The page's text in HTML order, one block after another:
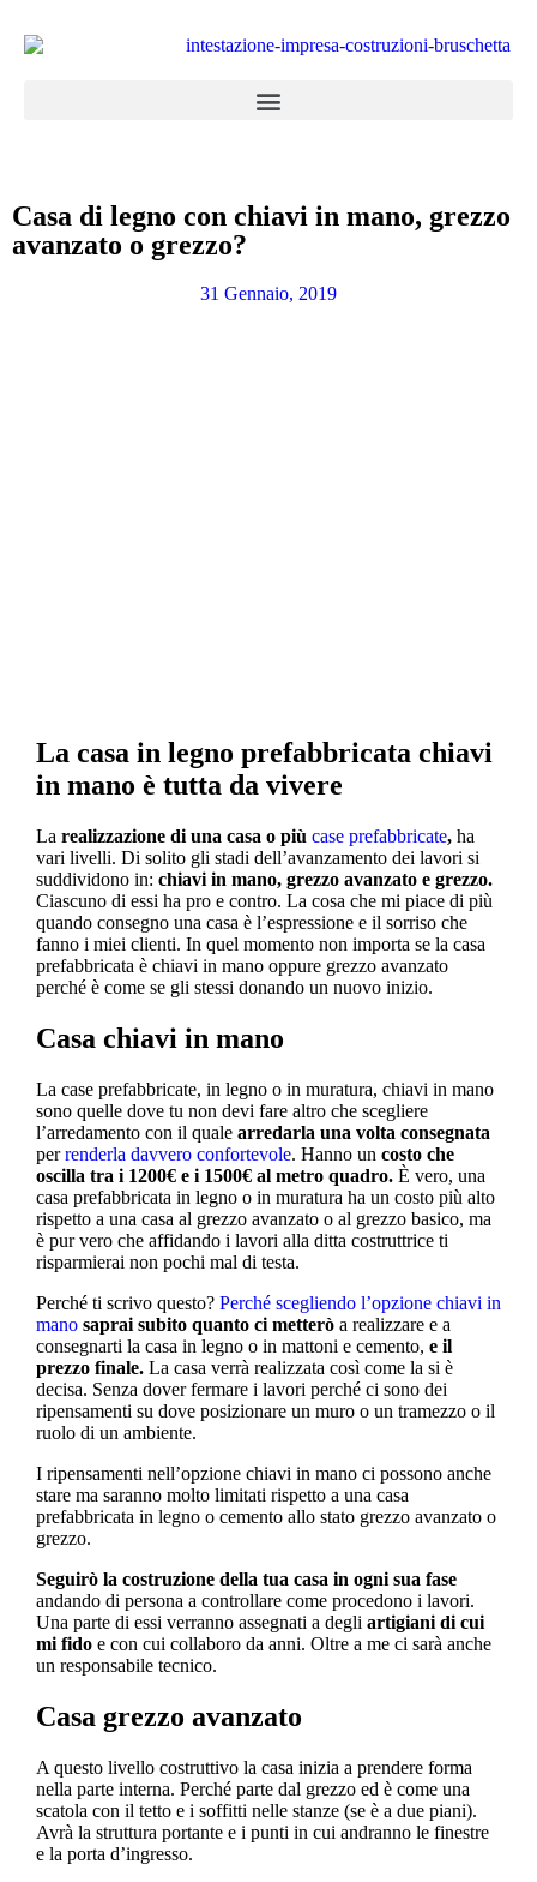
Casa di legno con chiavi in mano, grezzo
avanzato o grezzo?
31 Gennaio, 2019
La casa in legno prefabbricata chiavi
in mano è tutta da vivere
La realizzazione di una casa o più case prefabbricate, ha
vari livelli. Di solito gli stadi dell’avanzamento dei lavori si
suddividono in: chiavi in mano, grezzo avanzato e grezzo.
Ciascuno di essi ha pro e contro. La cosa che mi piace di più
quando consegno una casa è l’espressione e il sorriso che
fanno i miei clienti. In quel momento non importa se la casa
prefabbricata è chiavi in mano oppure grezzo avanzato
perché è come se gli stessi donando un nuovo inizio.
Casa chiavi in mano
La case prefabbricate, in legno o in muratura, chiavi in mano
sono quelle dove tu non devi fare altro che scegliere
l’arredamento con il quale arredarla una volta consegnata
perrenderla davvero confortevole. Hanno un costo che
oscilla tra i 1200€ e i 1500€ al metro quadro. È vero, una
casa prefabbricata in legno o in muratura ha un costo più alto
rispetto a una casa al grezzo avanzato o al grezzo basico, ma
è pur vero che affidando i lavori alla ditta costruttrice ti
risparmierai non pochi mal di testa.
Perché ti scrivo questo? Perché scegliendo l’opzione chiavi in
mano saprai subito quanto ci metterò a realizzare e a
consegnarti la casa in legno o in mattoni e cemento, e il
prezzo finale. La casa verrà realizzata così come la si è
decisa. Senza dover fermare i lavori perché ci sono dei
ripensamenti su dove posizionare un muro o un tramezzo o il
ruolo di un ambiente.
I ripensamenti nell’opzione chiavi in mano ci possono anche
stare ma saranno molto limitati rispetto a una casa
prefabbricata in legno o cemento allo stato grezzo avanzato o
grezzo.
Seguirò la costruzione della tua casa in ogni sua fase
andando di persona a controllare come procedono i lavori.
Una parte di essi verranno assegnati a degli artigiani di cui
mi fido e con cui collaboro da anni. Oltre a me ci sarà anche
un responsabile tecnico.
Casa grezzo avanzato
A questo livello costruttivo la casa inizia a prendere forma
nella parte interna. Perché parte dal grezzo ed è come una
scatola con il tetto e i soffitti nelle stanze (se è a due piani).
Avrà la struttura portante e i punti in cui andranno le finestre
e la porta d’ingresso.